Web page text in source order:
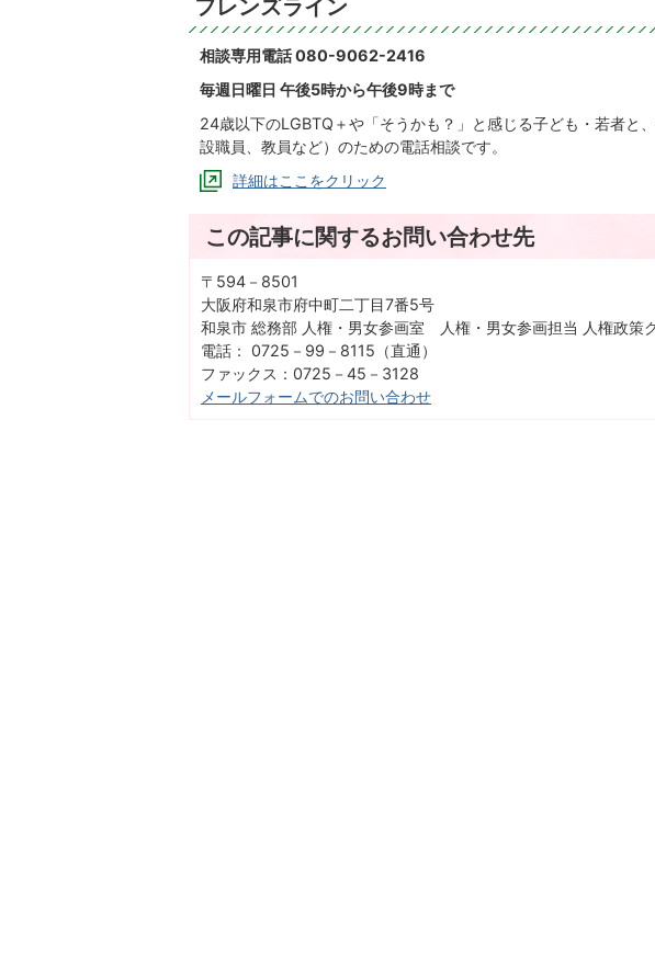
フレンズライン
相談専用電話 080-9062-2416
毎週日曜日 午後5時から午後9時まで
24歳以下のLGBTQ＋や「そうかも？」と感じる子ども・若者と
設職員、教員など）のための電話相談です。
詳細はここをクリック
この記事に関するお問い合わせ先
〒594－8501
大阪府和泉市府中町二丁目7番5号
和泉市 総務部 人権・男女参画室 人権・男女参画担当 人権政策
電話： 0725－99－8115（直通）
ファックス：0725－45－3128
メールフォームでのお問い合わせ